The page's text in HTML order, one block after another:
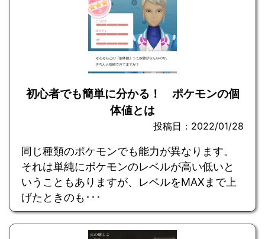
初心者でも簡単に分かる！ ポケモンの個
体値とは
投稿日：2022/01/28
同じ種類のポケモンでも能力が異なります。
それは単純にポケモンのレベルが高い低いと
いうこともありますが、レベルをMAXまで上
げたときのも･･･